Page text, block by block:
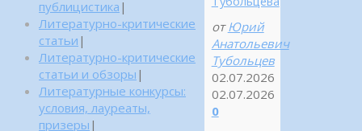
от Юрий
Анатольевич
Тубольцев
02.07.2026
02.07.2026
0
публицистика |
Литературно-критические
статьи |
Литературно-критические
статьи и обзоры |
Литературные конкурсы:
условия, лауреаты,
призеры |